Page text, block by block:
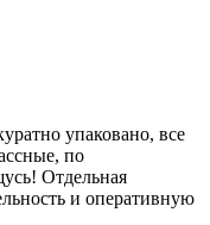
упаковано, все
по
Отдельная
и оперативную